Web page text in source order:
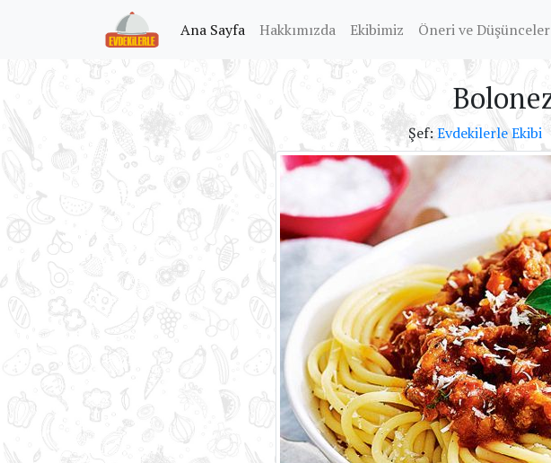
Ana Sayfa (current)
Hakkımızda Ekibimiz Öneri ve Düşünceler
Şef:Evdekilerle Ekibi